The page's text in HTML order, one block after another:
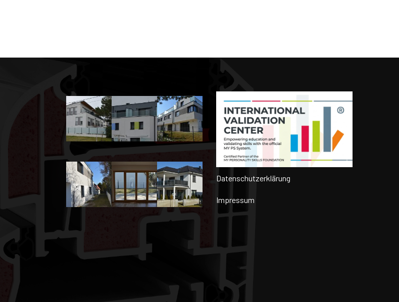
Datenschutzerklärung
Impressum